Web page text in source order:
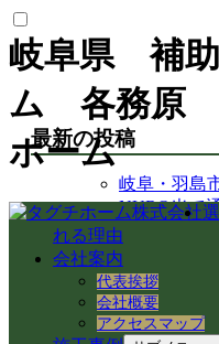
岐阜県 補
ム 各務原
ホーム
れる理由
会社案内
代表挨拶
会社概要
アクセスマップ
最新の投稿
岐阜・羽島
NURO光で
に！空き家
【岐阜市の
鍵が閉まり
者様サポー
【中山道今